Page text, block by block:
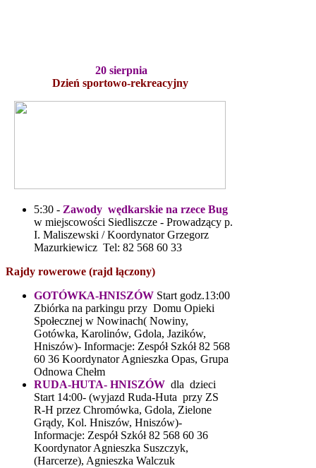
20 sierpnia
Dzień sportowo-rekreacyjny
5:30 - Zawody wędkarskie na rzece Bug
w miejscowości Siedliszcze - Prowadzący p.
I. Maliszewski / Koordynator Grzegorz
Mazurkiewicz Tel: 82 568 60 33
Rajdy rowerowe (rajd łączony)
GOTÓWKA-HNISZÓW Start godz.13:00
Zbiórka na parkingu przy Domu Opieki
Społecznej w Nowinach( Nowiny,
Gotówka, Karolinów, Gdola, Jazików,
Hniszów)- Informacje: Zespół Szkół 82 568
60 36 Koordynator Agnieszka Opas, Grupa
Odnowa Chełm
RUDA-HUTA- HNISZÓW dla dzieci
Start 14:00- (wyjazd Ruda-Huta przy ZS
R-H przez Chromówka, Gdola, Zielone
Grądy, Kol. Hniszów, Hniszów)-
Informacje: Zespół Szkół 82 568 60 36
Koordynator Agnieszka Suszczyk,
(Harcerze), Agnieszka Walczuk